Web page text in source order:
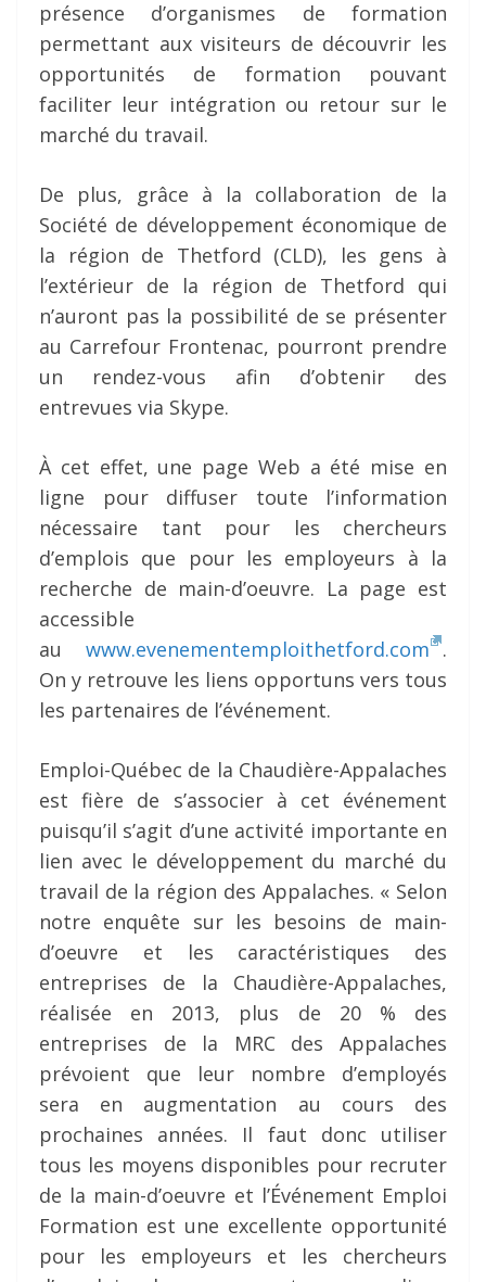
présence d’organismes de formation
permettant aux visiteurs de découvrir les
opportunités de formation pouvant
faciliter leur intégration ou retour sur le
marché du travail.
De plus, grâce à la collaboration de la
Société de développement économique de
la région de Thetford (CLD), les gens à
l’extérieur de la région de Thetford qui
n’auront pas la possibilité de se présenter
au Carrefour Frontenac, pourront prendre
un rendez-vous afin d’obtenir des
entrevues via Skype.
À cet effet, une page Web a été mise en
ligne pour diffuser toute l’information
nécessaire tant pour les chercheurs
d’emplois que pour les employeurs à la
recherche de main-d’oeuvre. La page est
accessible
au www.evenementemploithetford.com .
On y retrouve les liens opportuns vers tous
les partenaires de l’événement.
Emploi-Québec de la Chaudière-Appalaches
est fière de s’associer à cet événement
puisqu’il s’agit d’une activité importante en
lien avec le développement du marché du
travail de la région des Appalaches. « Selon
notre enquête sur les besoins de main-
d’oeuvre et les caractéristiques des
entreprises de la Chaudière-Appalaches,
réalisée en 2013, plus de 20 % des
entreprises de la MRC des Appalaches
prévoient que leur nombre d’employés
sera en augmentation au cours des
prochaines années. Il faut donc utiliser
tous les moyens disponibles pour recruter
de la main-d’oeuvre et l’Événement Emploi
Formation est une excellente opportunité
pour les employeurs et les chercheurs